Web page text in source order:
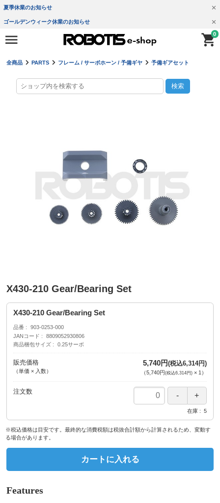
夏季休業のお知らせ
ゴールデンウィーク休業のお知らせ
0
全商品 PARTS フレーム / サーボホーン / 予備ギヤ 予備ギアセット
X430-210 Gear/Bearing Set
X430-210 Gear/Bearing Set
品番
903-0253-000
JANコード
8809052930806
商品梱包サイズ
0.25サーボ
販売価格
（単価 × 入数）
5,740円(税込6,314円)
（5,740円(税込6,314円)× 1）
注文数
在庫 5
※税込価格は目安です。最終的な消費税額は税抜合計額から計算されるため、変動す
る場合があります。
カートに入れる
Features